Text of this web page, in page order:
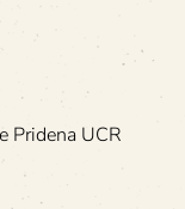
Pridena UCR